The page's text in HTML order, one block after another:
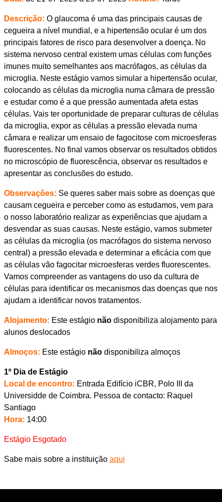
Descrição: O glaucoma é uma das principais causas de
cegueira a nível mundial, e a hipertensão ocular é um dos
principais fatores de risco para desenvolver a doença. No
sistema nervoso central existem umas células com funções
imunes muito semelhantes aos macrófagos, as células da
microglia. Neste estágio vamos simular a hipertensão ocular,
colocando as células da microglia numa câmara de pressão
e estudar como é a que pressão aumentada afeta estas
células. Vais ter oportunidade de preparar culturas de células
da microglia, expor as células a pressão elevada numa
câmara e realizar um ensaio de fagocitose com microesferas
fluorescentes. No final vamos observar os resultados obtidos
no microscópio de fluorescência, observar os resultados e
apresentar as conclusões do estudo.
Observações: Se queres saber mais sobre as doenças que
causam cegueira e perceber como as estudamos, vem para
o nosso laboratório realizar as experiências que ajudam a
desvendar as suas causas. Neste estágio, vamos submeter
as células da microglia (os macrófagos do sistema nervoso
central) a pressão elevada e determinar a eficácia com que
as células vão fagocitar microesferas verdes fluorescentes.
Vamos compreender as vantagens do uso da cultura de
células para identificar os mecanismos das doenças que nos
ajudam a identificar novos tratamentos.
Alojamento: Este estágio nãodisponibiliza alojamento para
alunos deslocados
Almoços: Este estágio nãodisponibiliza almoços
1º Dia de Estágio
Local de encontro: Entrada Edifício iCBR, Polo III da
Universidde de Coimbra. Pessoa de contacto: Raquel
Santiago
Hora: 14:00
Estágio Esgotado
Sabe mais sobre a instituição aqui